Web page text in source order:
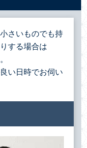
さいものでも持
する場合は
い日時でお伺い